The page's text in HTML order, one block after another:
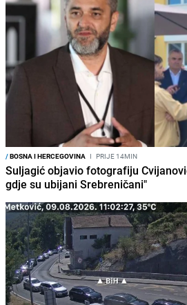
/BOSNA I HERCEGOVINA I PRIJE 14MIN
Suljagić objavio fotografiju
gdje su ubijani Srebreničani"